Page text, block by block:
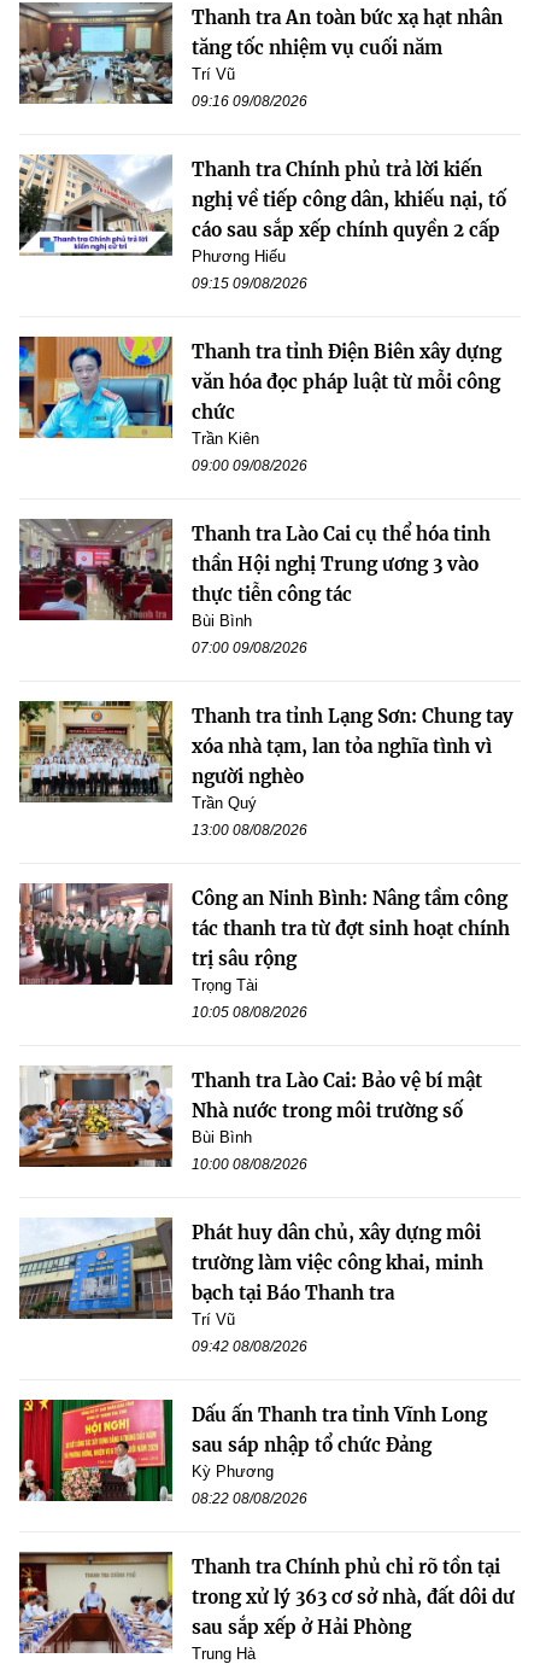
Thanh tra An toàn bức xạ hạt nhân
tăng tốc nhiệm vụ cuối năm
Trí Vũ
09:16 09/08/2026
Thanh tra Chính phủ trả lời kiến
nghị về tiếp công dân, khiếu nại, tố
cáo sau sắp xếp chính quyền 2 cấp
Phương Hiếu
09:15 09/08/2026
Thanh tra tỉnh Điện Biên xây dựng
văn hóa đọc pháp luật từ mỗi công
chức
Trần Kiên
09:00 09/08/2026
Thanh tra Lào Cai cụ thể hóa tinh
thần Hội nghị Trung ương 3 vào
thực tiễn công tác
Bùi Bình
07:00 09/08/2026
Thanh tra tỉnh Lạng Sơn: Chung tay
xóa nhà tạm, lan tỏa nghĩa tình vì
người nghèo
Trần Quý
13:00 08/08/2026
Công an Ninh Bình: Nâng tầm công
tác thanh tra từ đợt sinh hoạt chính
trị sâu rộng
Trọng Tài
10:05 08/08/2026
Thanh tra Lào Cai: Bảo vệ bí mật
Nhà nước trong môi trường số
Bùi Bình
10:00 08/08/2026
Phát huy dân chủ, xây dựng môi
trường làm việc công khai, minh
bạch tại Báo Thanh tra
Trí Vũ
09:42 08/08/2026
Dấu ấn Thanh tra tỉnh Vĩnh Long
sau sáp nhập tổ chức Đảng
Kỳ Phương
08:22 08/08/2026
Thanh tra Chính phủ chỉ rõ tồn tại
trong xử lý 363 cơ sở nhà, đất dôi dư
sau sắp xếp ở Hải Phòng
Trung Hà